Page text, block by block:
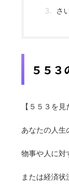
さ
５５
【５５３を見
あなたの人生
物事や人に対
または経済